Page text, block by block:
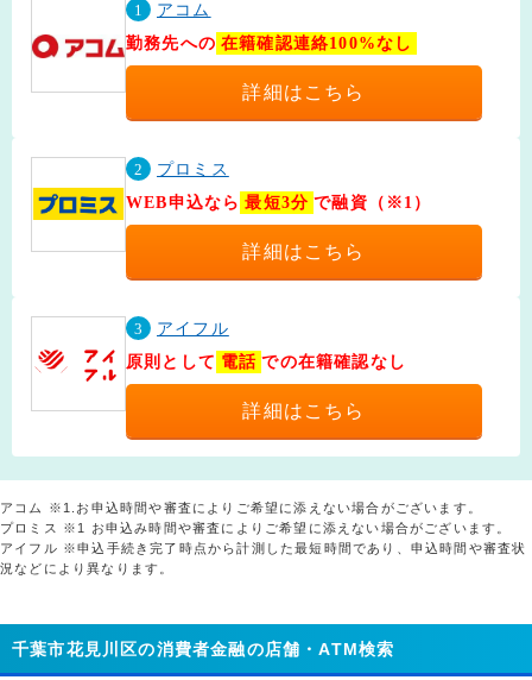
1
アコム
勤務先への 在籍確認連絡100%なし
詳細はこちら
2
プロミス
WEB申込なら 最短3分 で融資（※1）
詳細はこちら
3
アイフル
原則として 電話 での在籍確認なし
詳細はこちら
アコム ※1.お申込時間や審査によりご希望に添えない場合がございます。
プロミス ※1 お申込み時間や審査によりご希望に添えない場合がございます。
アイフル ※申込手続き完了時点から計測した最短時間であり、申込時間や審査状
況などにより異なります。
千葉市花見川区の消費者金融の店舗・ATM検索